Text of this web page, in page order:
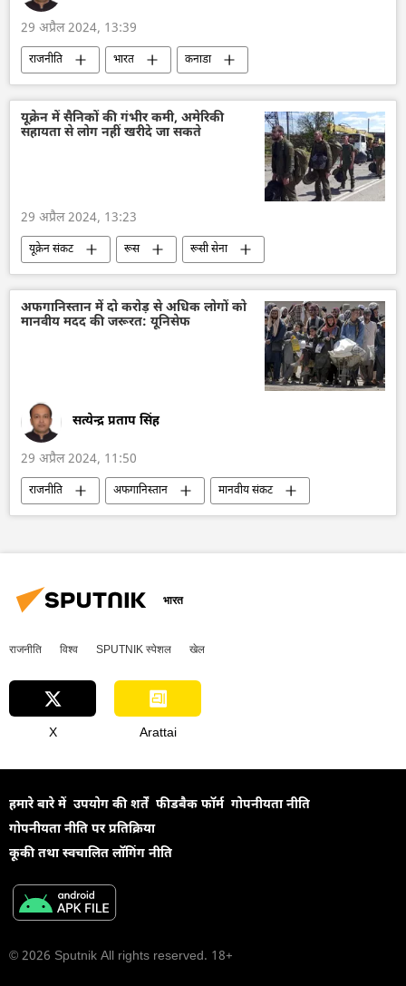
29 अप्रैल 2024, 13:39
राजनीति भारत
कनाडा
कनाडा के प्रधानमंत्री
भारत-कनाडा विवाद
जस्टिन ट्रूडो
खालिस्तान
विवाद
अपराध
घृणा अपराध
यूक्रेन में सैनिकों की गंभीर कमी, अमेरिकी
सहायता से लोग नहीं खरीदे जा सकते
29 अप्रैल 2024, 13:23
यूक्रेन संकट रूस
रूसी सेना
रक्षा मंत्रालय (MoD)
यूक्रेन सशस्त्र बल
यूक्रेन का जवाबी हमला
यूक्रेन
यूक्रेन की सुरक्षा सेवा (SBU)
अफगानिस्तान में दो करोड़ से अधिक लोगों को
मानवीय मदद की जरूरत: यूनिसेफ
सत्येन्द्र प्रताप सिंह
29 अप्रैल 2024, 11:50
राजनीति अफगानिस्तान
मानवीय संकट
मानवीय सहायता
मानवीय हस्तक्षेप
भारत
राजनीति विश्व SPUTNIK स्पेशल खेल
X Arattai
हमारे बारे में उपयोग की शर्तें फीडबैक फॉर्म गोपनीयता नीति
गोपनीयता नीति पर प्रतिक्रिया
कूकी तथा स्वचालित लॉगिंग नीति
© 2026 Sputnik All rights reserved. 18+